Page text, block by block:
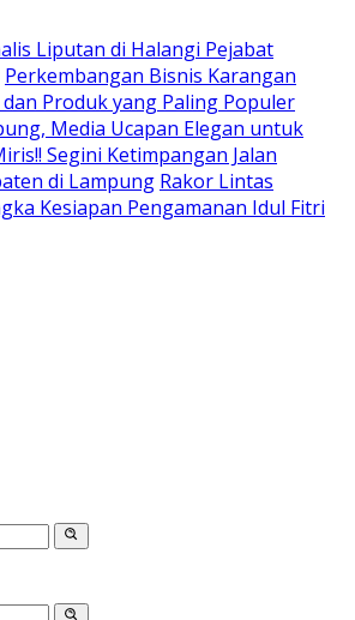
Liputan di Halangi Pejabat
Perkembangan Bisnis Karangan
Produk yang Paling Populer
Media Ucapan Elegan untuk
Segini Ketimpangan Jalan
di Lampung Rakor Lintas
Kesiapan Pengamanan Idul Fitri